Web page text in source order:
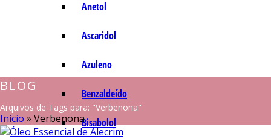
Anetol
Ascaridol
Azuleno
Benzaldeído
Bisabolol
BLOG
Arquivos de Tags para: "Verbenona"
Início » Verbenona